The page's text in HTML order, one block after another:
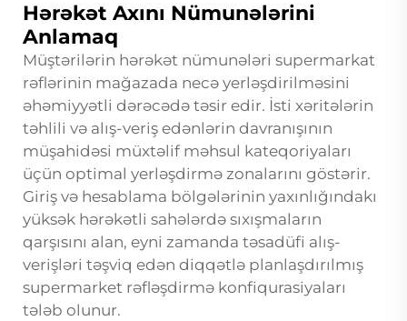
Hərəkət Axını Nümunələrini
Anlamaq
Müştərilərin hərəkət nümunələri supermarkat
rəflərinin mağazada necə yerləşdirilməsini
əhəmiyyətli dərəcədə təsir edir. İsti xəritələrin
təhlili və alış-veriş edənlərin davranışının
müşahidəsi müxtəlif məhsul kateqoriyaları
üçün optimal yerləşdirmə zonalarını göstərir.
Giriş və hesablama bölgələrinin yaxınlığındakı
yüksək hərəkətli sahələrdə sıxışmaların
qarşısını alan, eyni zamanda təsadüfi alış-
verişləri təşviq edən diqqətlə planlaşdırılmış
supermarket rəfləşdirmə konfiqurasiyaları
tələb olunur.